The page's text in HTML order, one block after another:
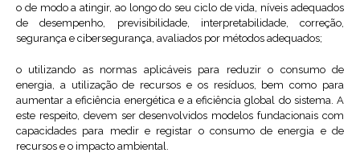
o de modo a atingir, ao longo do seu ciclo de vida, níveis adequados
de desempenho, previsibilidade, interpretabilidade, correção,
segurança e cibersegurança, avaliados por métodos adequados;
o utilizando as normas aplicáveis para reduzir o consumo de
energia, a utilização de recursos e os resíduos, bem como para
aumentar a eficiência energética e a eficiência global do sistema. A
este respeito, devem ser desenvolvidos modelos fundacionais com
capacidades para medir e registar o consumo de energia e de
recursos e o impacto ambiental.